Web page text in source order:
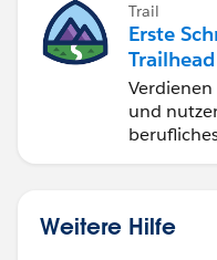
Trail
Erste
Trailhead
Verdienen
und
Weitere Hilfe